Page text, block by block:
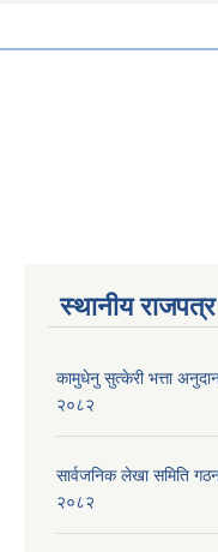
स्थानीय राजपत्र
कामुधेनु सुत्केरी भत्ता अनुदान
२०८२
सार्वजनिक लेखा समिति
२०८२